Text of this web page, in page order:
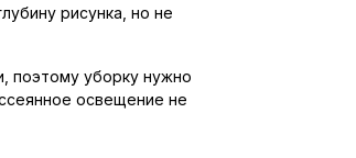
рисунка, но не
поэтому уборку нужно
освещение не